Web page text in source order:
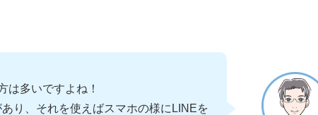
は多いですよね！
り、それを使えばスマホの様にLINEを